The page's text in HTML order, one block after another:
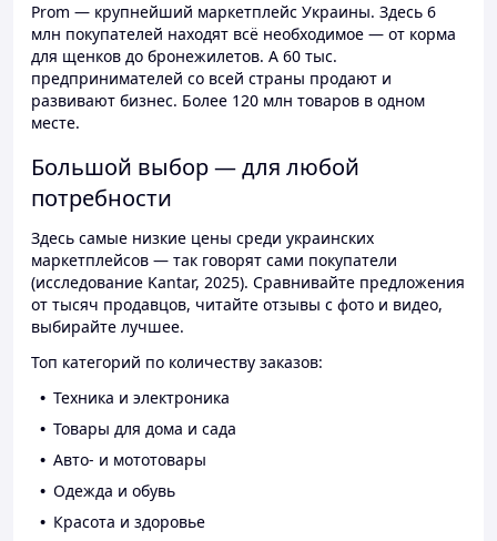
Prom — крупнейший маркетплейс Украины. Здесь 6
млн покупателей находят всё необходимое — от корма
для щенков до бронежилетов. А 60 тыс.
предпринимателей со всей страны продают и
развивают бизнес. Более 120 млн товаров в одном
месте.
Большой выбор — для любой
потребности
Здесь самые низкие цены среди украинских
маркетплейсов — так говорят сами покупатели
(исследование Kantar, 2025). Сравнивайте предложения
от тысяч продавцов, читайте отзывы с фото и видео,
выбирайте лучшее.
Топ категорий по количеству заказов:
Техника и электроника
Товары для дома и сада
Авто- и мототовары
Одежда и обувь
Красота и здоровье